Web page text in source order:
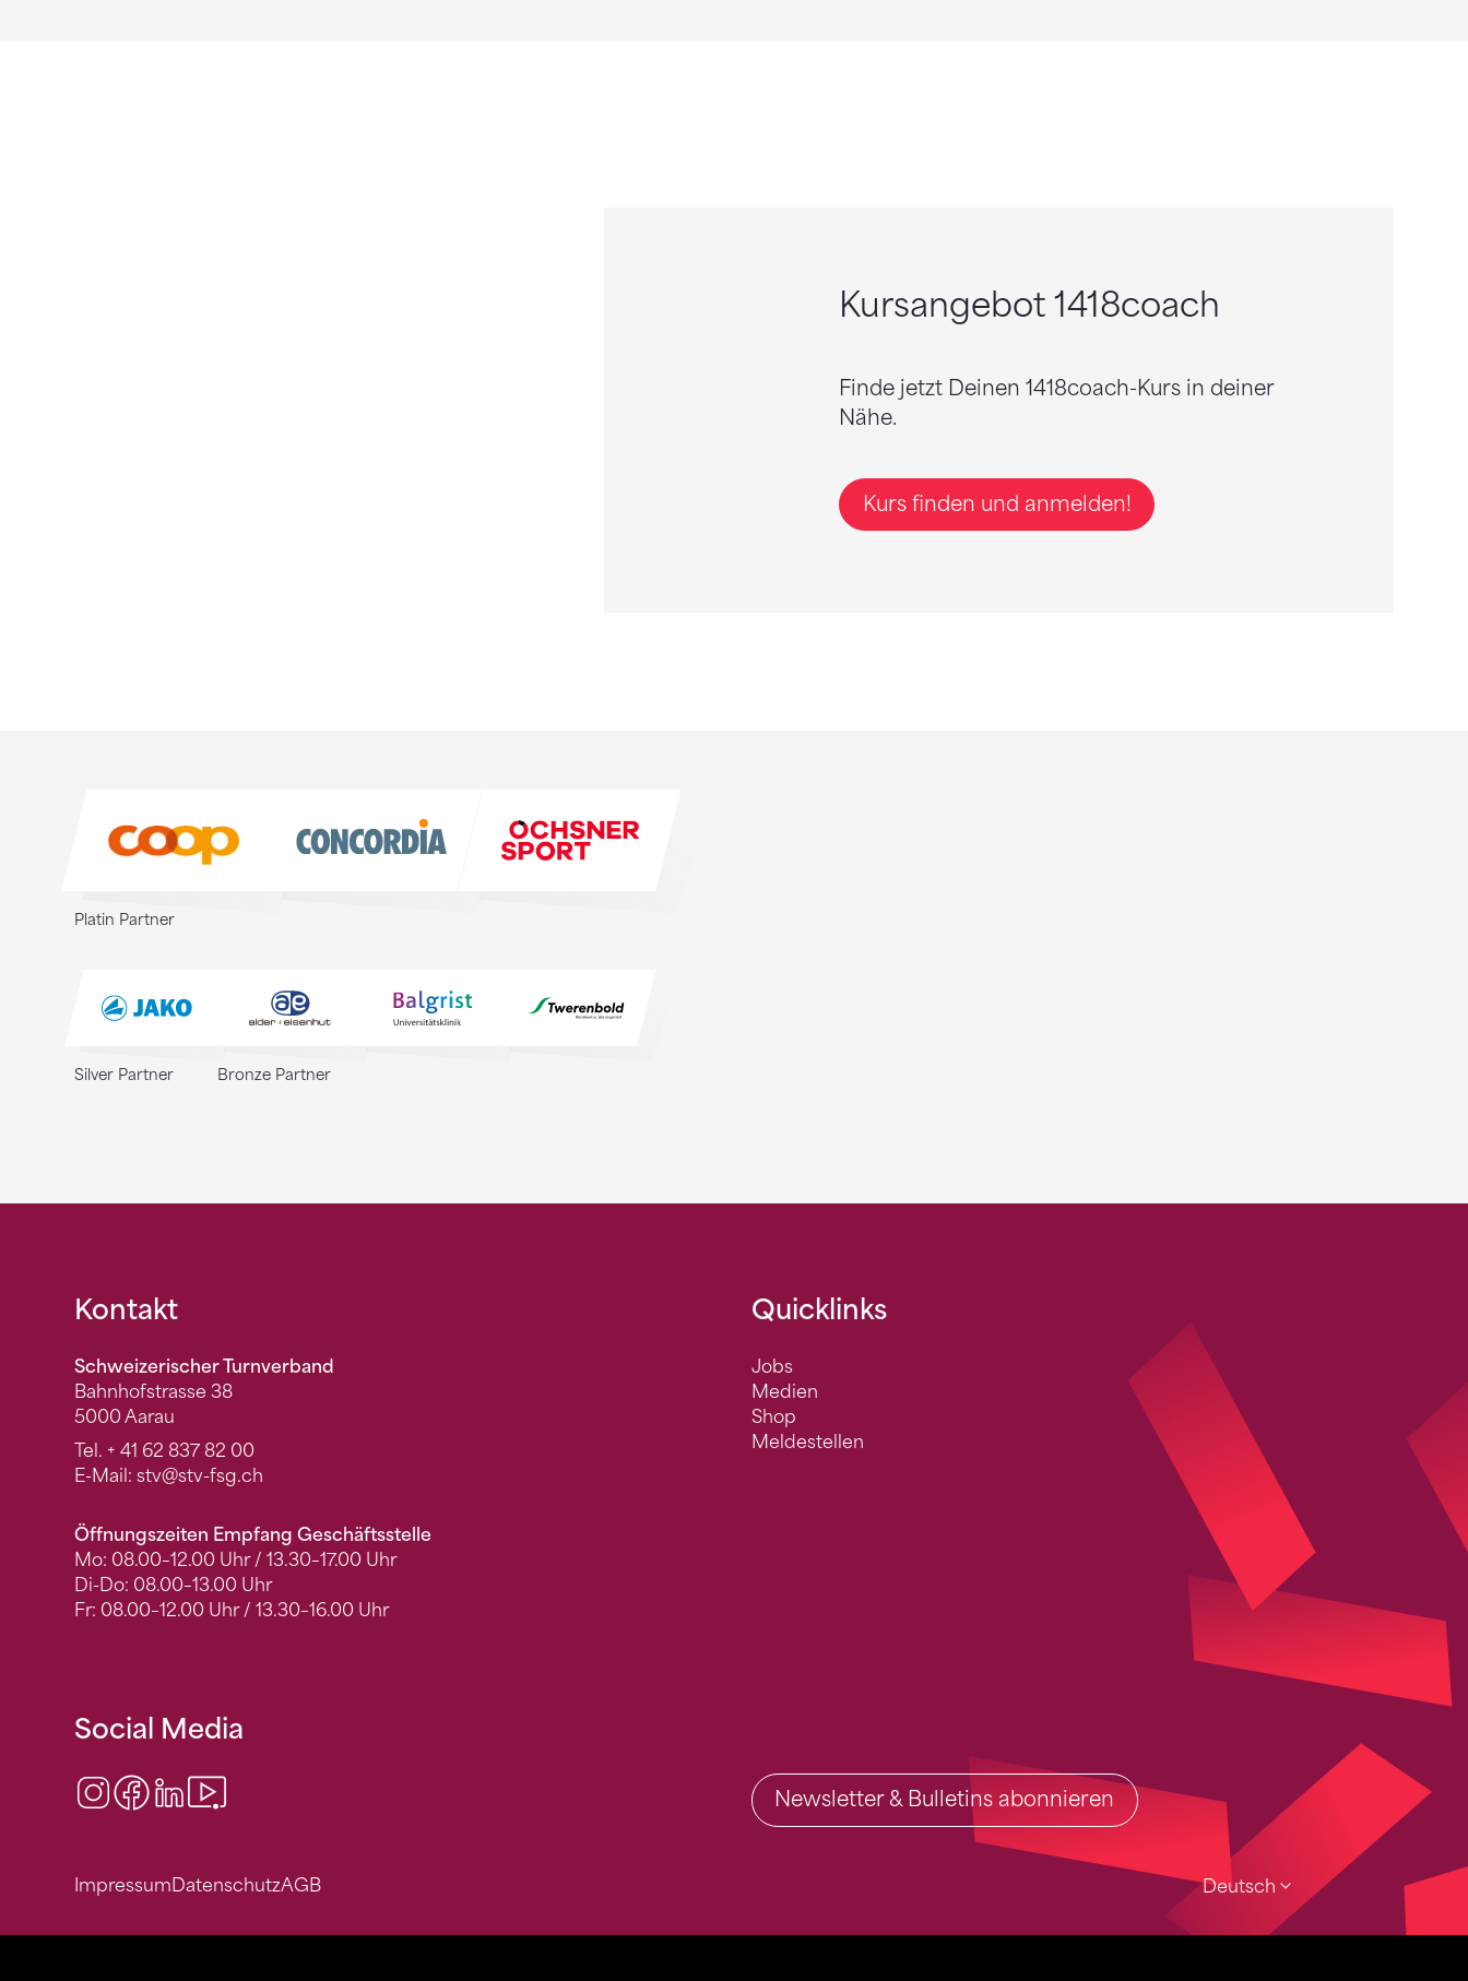
Kursangebot 1418coach
Finde jetzt Deinen 1418coach-Kurs in deiner
Nähe.
Kurs finden und anmelden!
Platin Partner
Silver Partner Bronze Partner
Fusszeile
Kontakt
Schweizerischer Turnverband
Bahnhofstrasse 38
5000 Aarau
Tel. + 41 62 837 82 00
E-Mail: stv@stv-fsg.ch
Öffnungszeiten Empfang Geschäftsstelle
Mo: 08.00–12.00 Uhr / 13.30–17.00 Uhr
Di-Do: 08.00–13.00 Uhr
Fr: 08.00–12.00 Uhr / 13.30–16.00 Uhr
Quicklinks
Jobs
Medien
Shop
Meldestellen
Deutsch
Social Media
Instagram
Facebook
LinkedIn Newsletter & Bulletins abonnieren
ImpressumDatenschutzAGB